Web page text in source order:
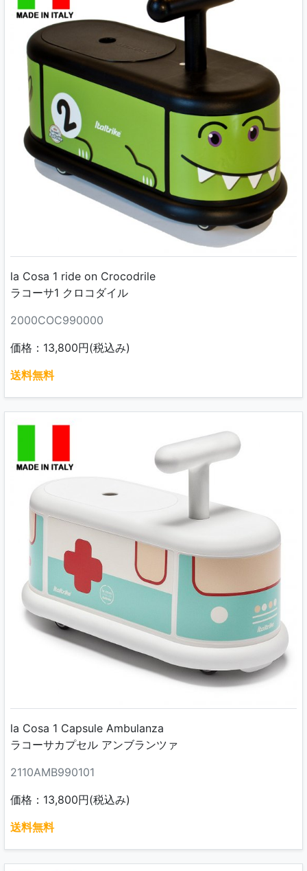
la Cosa 1 ride on Crocodrile
ラコーサ1 クロコダイル
2000COC990000
価格：13,800円(税込み)
送料無料
la Cosa 1 Capsule Ambulanza
ラコーサカプセル アンブランツァ
2110AMB990101
価格：13,800円(税込み)
送料無料